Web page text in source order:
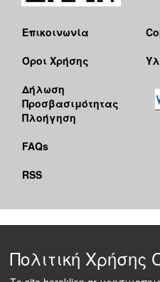
Επικοινωνία
Όροι Χρήσης
Δήλωση
Προσβασιμότητας
Πλοήγηση
FAQs
RSS
Πολιτική Χρήσης